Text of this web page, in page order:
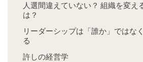
人選間違えていない？ 組織を変え
は？
リーダーシップは「誰か」ではな
る
許しの経営学